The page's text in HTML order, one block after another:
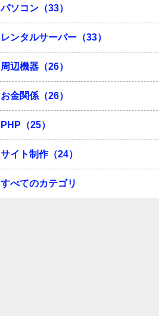
パソコン（33）
レンタルサーバー（33）
周辺機器（26）
お金関係（26）
PHP（25）
サイト制作（24）
すべてのカテゴリ